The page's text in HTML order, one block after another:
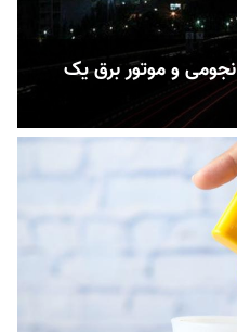
و موتور برق یک